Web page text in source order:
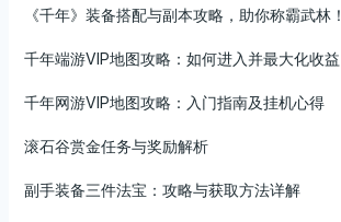
《千年》装备搭配与副本攻略，助你称霸武林！
千年端游VIP地图攻略：如何进入并最大化收益
千年网游VIP地图攻略：入门指南及挂机心得
滚石谷赏金任务与奖励解析
副手装备三件法宝：攻略与获取方法详解